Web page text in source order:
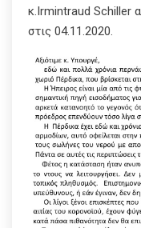
κ.Irmintraud Schiller
στις 04.11.2020.